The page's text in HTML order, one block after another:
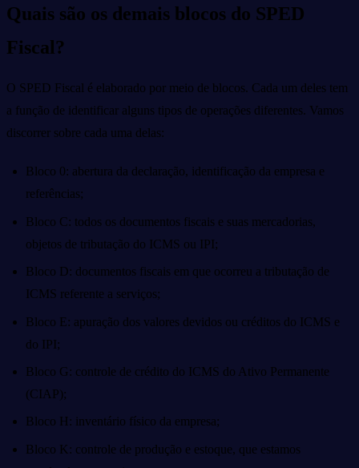
Quais são os demais blocos do SPED
Fiscal?
O SPED Fiscal é elaborado por meio de blocos. Cada um deles tem
a função de identificar alguns tipos de operações diferentes. Vamos
discorrer sobre cada uma delas:
Bloco 0: abertura da declaração, identificação da empresa e
referências;
Bloco C: todos os documentos fiscais e suas mercadorias,
objetos de tributação do ICMS ou IPI;
Bloco D: documentos fiscais em que ocorreu a tributação de
ICMS referente a serviços;
Bloco E: apuração dos valores devidos ou créditos do ICMS e
do IPI;
Bloco G: controle de crédito do ICMS do Ativo Permanente
(CIAP);
Bloco H: inventário físico da empresa;
Bloco K: controle de produção e estoque, que estamos